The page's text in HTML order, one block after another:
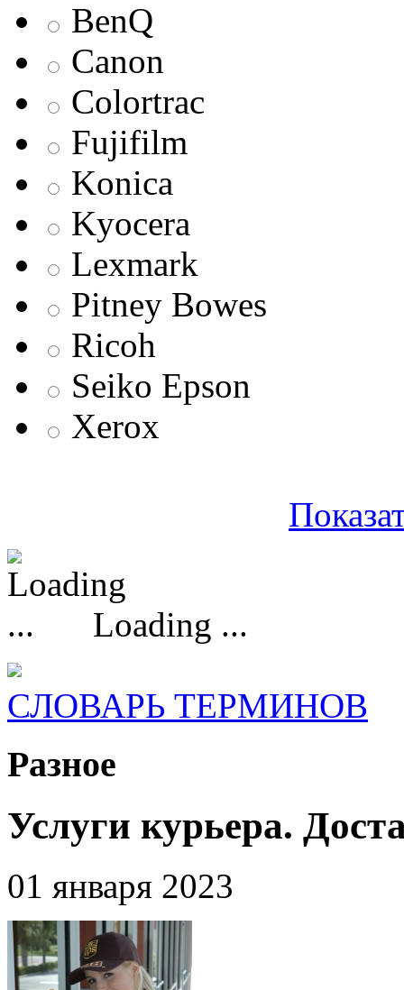
BenQ
Canon
Colortrac
Fujifilm
Konica
Kyocera
Lexmark
Pitney Bowes
Ricoh
Seiko Epson
Xerox
Loading ...
СЛОВАРЬ ТЕРМИНОВ
Разное
Услуги курьера.
01 января 2023